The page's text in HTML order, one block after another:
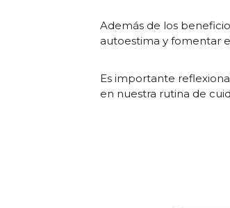
Además de los
autoestima y fomentar
Es importante
en nuestra rutina de